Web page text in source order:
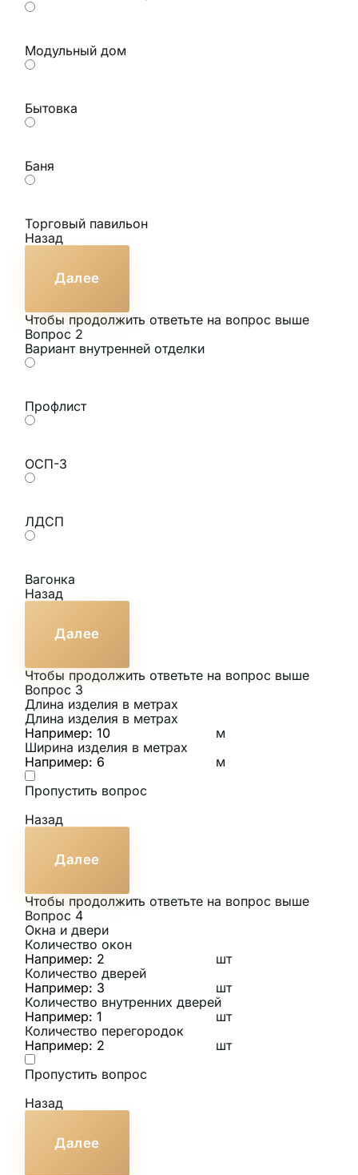
Модульный дом
Бытовка
Баня
Торговый павильон
Назад
Далее
Чтобы продолжить ответьте на вопрос выше
Вопрос 2
Вариант внутренней отделки
Профлист
ОСП-3
ЛДСП
Вагонка
Назад
Далее
Чтобы продолжить ответьте на вопрос выше
Вопрос 3
Длина изделия в метрах
Длина изделия в метрах
м
Ширина изделия в метрах
м
Пропустить вопрос
Назад
Далее
Чтобы продолжить ответьте на вопрос выше
Вопрос 4
Окна и двери
Количество окон
шт
Количество дверей
шт
Количество внутренних дверей
шт
Количество перегородок
шт
Пропустить вопрос
Назад
Далее